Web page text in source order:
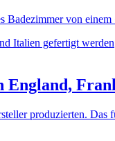
Badezimmer von
produzierten.